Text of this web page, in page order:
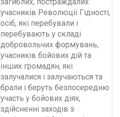
учасників Революції Гідності,
осіб, які перебували і
перебувають у складі
добровольчих формувань,
учасників бойових дій та
інших громадян, які
залучалися і залучаються та
брали і беруть безпосередню
участь у бойових діях,
здійсненні заходів з